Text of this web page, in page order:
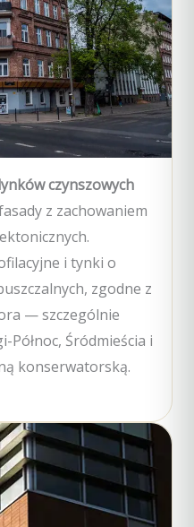
czynszowych
z zachowaniem
i tynki o
zgodne z
— szczególnie
Północ, Śródmieścia i
konserwatorską.